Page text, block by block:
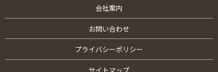
会社案内
お問い合わせ
プライバシーポリシー
サイトマップ